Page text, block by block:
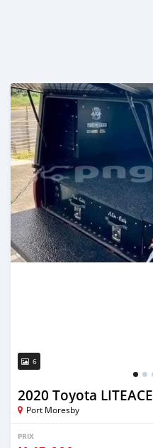
6
2020 Toyota LITEACE
Port Moresby
PRIX